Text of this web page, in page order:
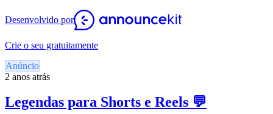
Desenvolvido por
Crie o seu gratuitamente
Anúncio
2 anos atrás
Legendas para Shorts e Reels 💬